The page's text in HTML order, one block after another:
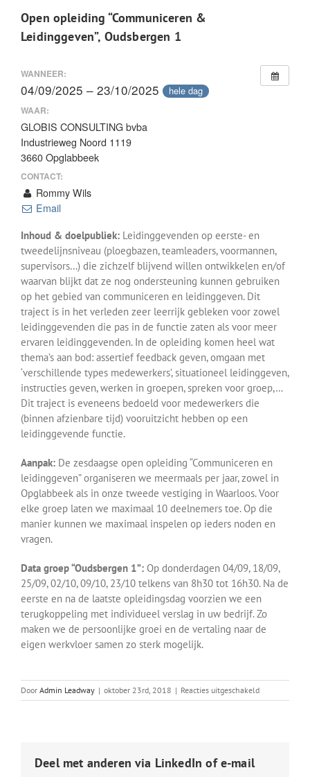
Open opleiding “Communiceren &
Leidinggeven”, Oudsbergen 1
WANNEER:
04/09/2025 – 23/10/2025 hele dag
WAAR:
GLOBIS CONSULTING bvba
Industrieweg Noord 1119
3660 Opglabbeek
CONTACT:
Rommy Wils
Email
Inhoud & doelpubliek: Leidinggevenden op eerste- en
tweedelijnsniveau (ploegbazen, teamleaders, voormannen,
supervisors…) die zichzelf blijvend willen ontwikkelen en/of
waarvan blijkt dat ze nog ondersteuning kunnen gebruiken
op het gebied van communiceren en leidinggeven. Dit
traject is in het verleden zeer leerrijk gebleken voor zowel
leidinggevenden die pas in de functie zaten als voor meer
ervaren leidinggevenden. In de opleiding komen heel wat
thema’s aan bod: assertief feedback geven, omgaan met
‘verschillende types medewerkers’, situationeel leidinggeven,
instructies geven, werken in groepen, spreken voor groep,…
Dit traject is eveneens bedoeld voor medewerkers die
(binnen afzienbare tijd) vooruitzicht hebben op een
leidinggevende functie.
Aanpak: De zesdaagse open opleiding “Communiceren en
leidinggeven” organiseren we meermaals per jaar, zowel in
Opglabbeek als in onze tweede vestiging in Waarloos. Voor
elke groep laten we maximaal 10 deelnemers toe. Op die
manier kunnen we maximaal inspelen op ieders noden en
vragen.
Data groep “Oudsbergen 1”: Op donderdagen 04/09, 18/09,
25/09, 02/10, 09/10, 23/10 telkens van 8h30 tot 16h30. Na de
eerste en na de laatste opleidingsdag voorzien we een
terugkoppeling met individueel verslag in uw bedrijf. Zo
maken we de persoonlijke groei en de vertaling naar de
eigen werkvloer samen zo sterk mogelijk.
Door Admin Leadway | oktober 23rd, 2018 | Reacties uitgeschakeldvoor
Open
Deel met anderen via LinkedIn of e-mail